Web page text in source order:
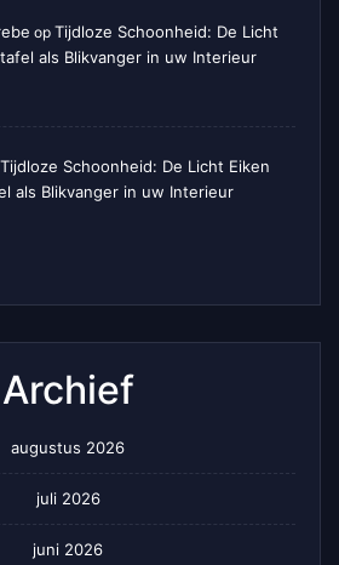
op Tijdloze Schoonheid: De Licht
als Blikvanger in uw Interieur
Tijdloze Schoonheid: De Licht Eiken
als Blikvanger in uw Interieur
Archief
augustus 2026
juli 2026
juni 2026